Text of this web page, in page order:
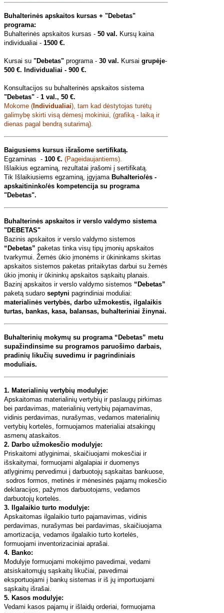
Buhalterinės apskaitos kursas + "Debetas"
programa:
Buhalterinės apskaitos kursas - 50 val. Kursų kaina
individualiai - 1500 €.
Kursai su "Debetas" programa - 30 val. Kursai grupėje-
500 €. Individualiai - 900 €.
Konsultacijos su buhalterinės apskaitos sistema
"Debetas" - 1 val., 50 €.
Mokome ( Individualiai), tam kad dėstytojas turėtų
galimybę skirti visą dėmesį mokiniui, (grafiką - laiką ir
dienas pagal bendrą sutarimą).
Baigusiems kursus išrašome sertifikatą.
Egzaminas - 100 €. (Pageidaujantiems).
Išlaikius egzaminą, rezultatai įrašomi į sertifikatą.
Tik Išlaikiusiems egzaminą, įgyjama Buhalterio/ės -
apskaitininko/ės kompetencija su programa
"Debetas".
Buhalterinės apskaitos ir verslo valdymo sistema
"DEBETAS"
Bazinis apskaitos ir verslo valdymo sistemos
“Debetas” paketas tinka visų tipų įmonių apskaitos
tvarkymui. Žemės ūkio įmonėms ir ūkininkams skirtas
apskaitos sistemos paketas pritaikytas darbui su žemės
ūkio įmonių ir ūkininkų apskaitos sąskaitų planais.
Bazinį apskaitos ir verslo valdymo sistemos “Debetas”
paketą sudaro septyni pagrindiniai moduliai:
materialinės vertybės, darbo užmokestis, ilgalaikis
turtas, bankas, kasa, balansas, buhalteriniai žinynai.
Buhalterinių mokymų su programa “Debetas” metu
supažindinsime su programos paruošimo darbais,
pradinių likučių suvedimu ir pagrindiniais
moduliais.
1. Materialinių vertybių modulyje:
Apskaitomas materialinių vertybių ir paslaugų pirkimas
bei pardavimas, materialinių vertybių pajamavimas,
vidinis perdavimas, nurašymas, vedamos materialinių
vertybių kortelės, formuojamos materialiai atsakingų
asmenų ataskaitos.
2. Darbo užmokesčio modulyje:
Priskaitomi atlyginimai, skaičiuojami mokesčiai ir
išskaitymai, formuojami algalapiai ir duomenys
atlyginimų pervedimui į darbuotojų sąskaitas bankuose,
sodros formos, metinės ir mėnesinės pajamų mokesčio
deklaracijos, pažymos darbuotojams, vedamos
darbuotojų kortelės.
3. Ilgalaikio turto modulyje:
Apskaitomas ilgalaikio turto pajamavimas, vidinis
perdavimas, nurašymas bei pardavimas, skaičiuojama
amortizacija, vedamos ilgalaikio turto kortelės,
formuojami inventorizaciniai aprašai.
4. Banko:
Modulyje formuojami mokėjimo pavedimai, vedami
atsiskaitomųjų sąskaitų likučiai, pavedimai
eksportuojami į bankų sistemas ir iš jų importuojami
sąskaitų išrašai.
5. Kasos modulyje:
Vedami kasos pajamų ir išlaidų orderiai, formuojama